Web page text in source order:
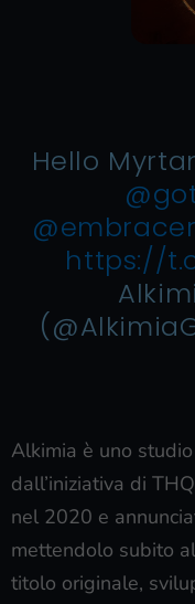
Hello
https://
Alkimia è uno
dall’iniziativa di
nel 2020 e
mettendolo subito
titolo originale,